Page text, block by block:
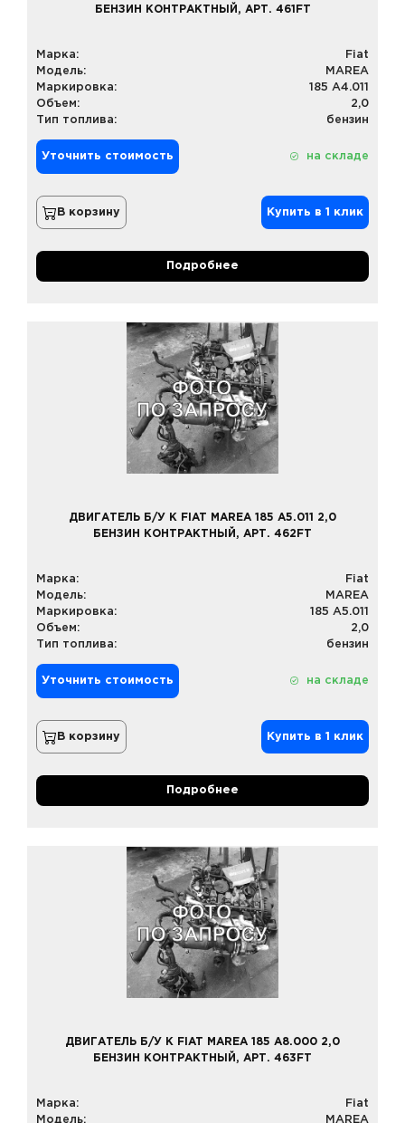
БЕНЗИН КОНТРАКТНЫЙ, АРТ. 461FT
Марка:
Fiat
Модель:
MAREA
Маркировка:
185 A4.011
Объем:
2,0
Тип топлива:
бензин
Уточнить стоимость на складе
В корзину Купить в 1 клик
Подробнее
ДВИГАТЕЛЬ Б/У К FIAT MAREA 185 A5.011 2,0
БЕНЗИН КОНТРАКТНЫЙ, АРТ. 462FT
Марка:
Fiat
Модель:
MAREA
Маркировка:
185 A5.011
Объем:
2,0
Тип топлива:
бензин
Уточнить стоимость на складе
В корзину Купить в 1 клик
Подробнее
ДВИГАТЕЛЬ Б/У К FIAT MAREA 185 A8.000 2,0
БЕНЗИН КОНТРАКТНЫЙ, АРТ. 463FT
Марка:
Fiat
Модель:
MAREA